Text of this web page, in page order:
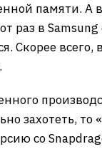
памяти. А
раз в Samsung
Скорее всего,
захотеть, то
со